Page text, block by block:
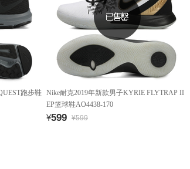
跑步鞋 Nike耐克2019年新款男子KYRIE FLYTRAP II
EP篮球鞋AO4438-170
¥599 ¥599